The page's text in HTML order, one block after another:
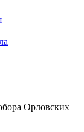
Орловских